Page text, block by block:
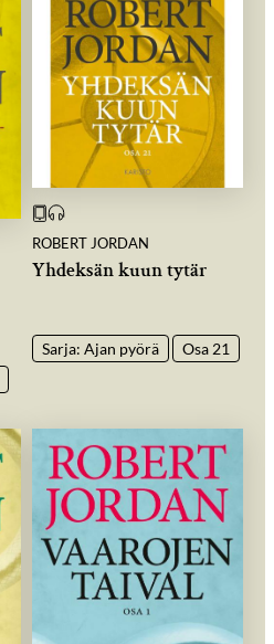
ROBERT JORDAN
Yhdeksän kuun tytär
Sarja: Ajan pyörä Osa 21